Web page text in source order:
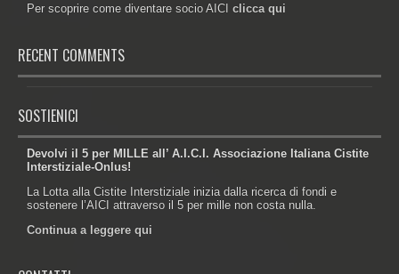
Per scoprire come diventare socio AICI clicca qui
RECENT COMMENTS
SOSTIENICI
Devolvi il 5 per MILLE all’ A.I.C.I. Associazione Italiana Cistite
Interstiziale-Onlus!
La Lotta alla Cistite Interstiziale inizia dalla ricerca di fondi e
sostenere l’AICI attraverso il 5 per mille non costa nulla.
Continua a leggere qui